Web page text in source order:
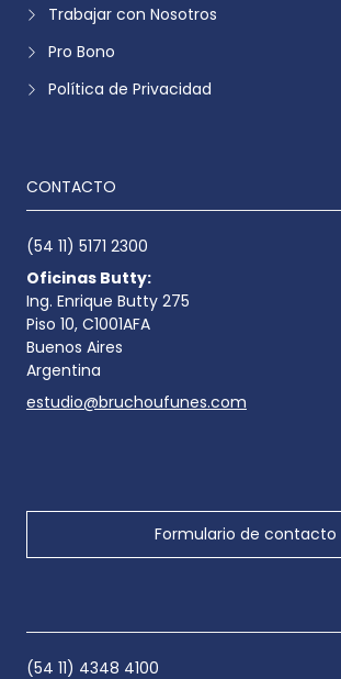
Trabajar con Nosotros
Pro Bono
Política de Privacidad
CONTACTO
(54 11) 5171 2300
Oficinas Butty:
Ing. Enrique Butty 275
Piso 10, C1001AFA
Buenos Aires
Argentina
estudio@bruchoufunes.com
Formulario de contacto
(54 11) 4348 4100